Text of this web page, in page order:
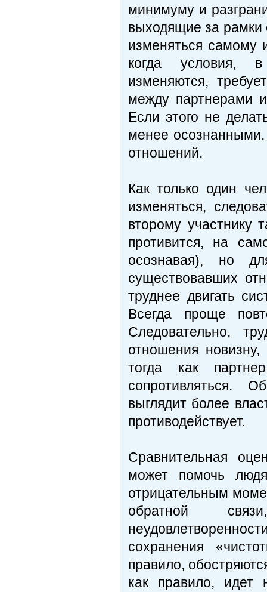
минимуму и
выходящие за рамки
изменяться самому
когда условия, в
изменяются,
между партнерами
Если этого не
менее
отношений.
Как только один
изменяться,
второму участнику
противится, на
осознавая), но
существовавших
труднее двигать
Всегда проще
Следовательно,
отношения новизну,
тогда как
сопротивляться.
выглядит более
противодействует.
Сравнительная
может помочь
отрицательным
обратной
сохранения
правило,
как правило, идет